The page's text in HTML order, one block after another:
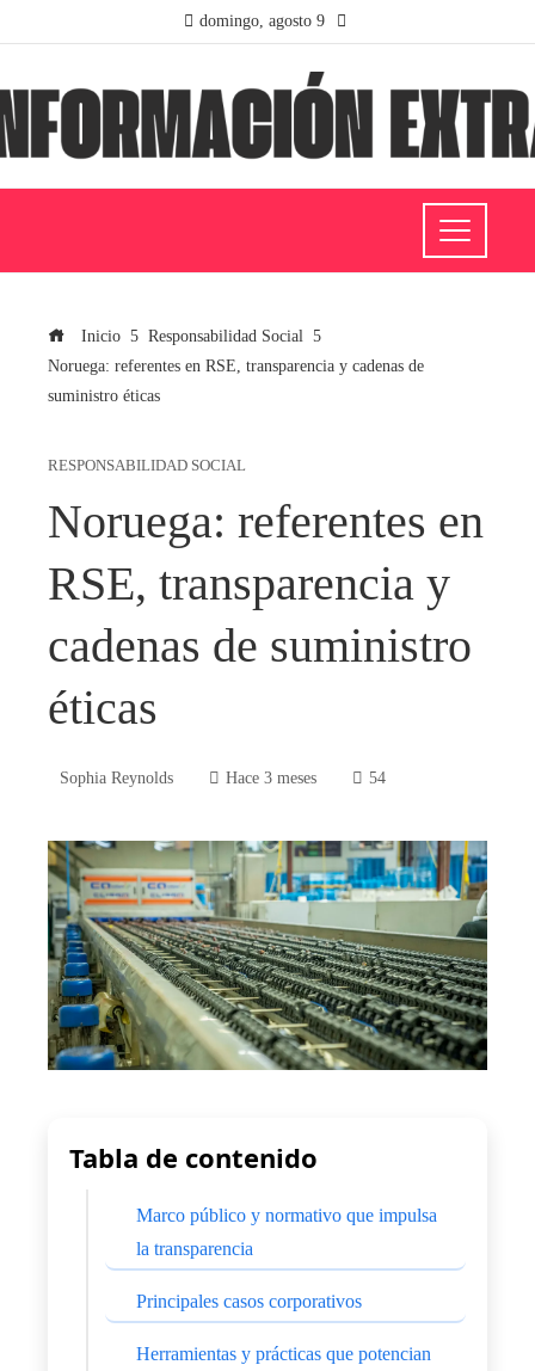
domingo, agosto 9
Inicio
Responsabilidad Social
Noruega: referentes en RSE, transparencia y cadenas de
suministro éticas
RESPONSABILIDAD SOCIAL
Noruega: referentes en
RSE, transparencia y
cadenas de suministro
éticas
Sophia Reynolds Hace 3 meses 54
Tabla de contenido
Marco público y normativo que impulsa
la transparencia
Principales casos corporativos
Herramientas y prácticas que potencian